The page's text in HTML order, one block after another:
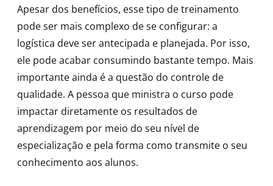
Apesar dos benefícios, esse tipo de treinamento
pode ser mais complexo de se configurar: a
logística deve ser antecipada e planejada. Por isso,
ele pode acabar consumindo bastante tempo. Mais
importante ainda é a questão do controle de
qualidade. A pessoa que ministra o curso pode
impactar diretamente os resultados de
aprendizagem por meio do seu nível de
especialização e pela forma como transmite o seu
conhecimento aos alunos.